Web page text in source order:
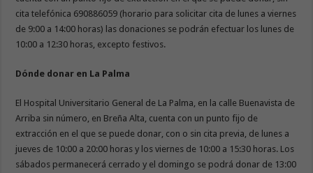
cita telefónica 690886059 (horario para solicitar cita de lunes a viernes
de 9:00 a 14:00 horas) las donaciones se podrán efectuar los lunes de
10:00 a 12:30 horas, excepto festivos.
Dónde donar en La Palma
El Hospital Universitario General de La Palma, en la calle Buenavista de
Arriba sin número, en Breña Alta, cuenta con un punto fijo de
extracción en el que se puede donar, con o sin cita previa, de lunes a
jueves de 10:00 a 20:00 horas y los viernes de 10:00 a 15:30 horas. Los
sábados permanecerá cerrado y el domingo se podrá donar de 13:00